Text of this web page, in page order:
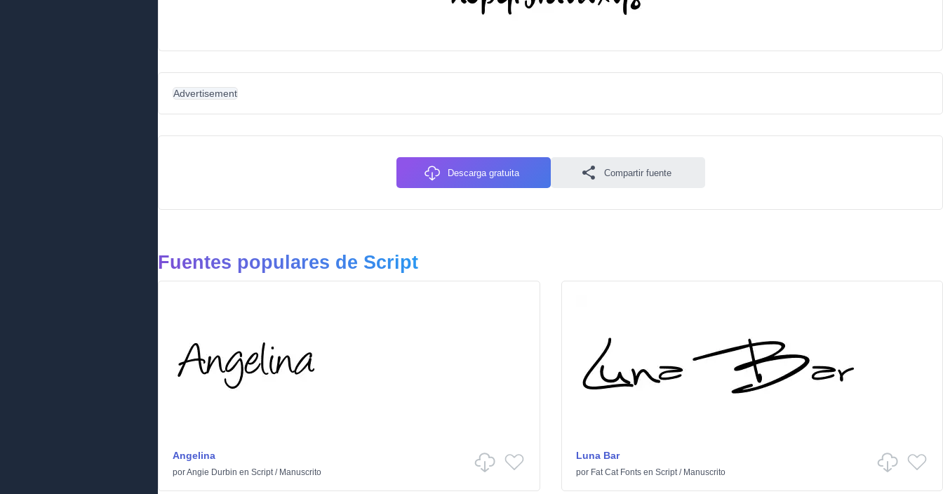
Advertisement
Descarga gratuita Compartir fuente
Fuentes populares de Script
Angelina
porAngie Durbin en Script/ Manuscrito
Luna Bar
por Fat Cat Fontsen Script/ Manuscrito